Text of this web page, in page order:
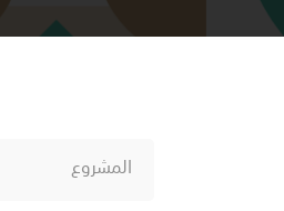
المشروع